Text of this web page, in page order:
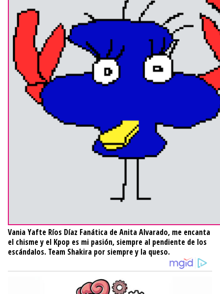
Vania Yafte Ríos Díaz Fanática de Anita Alvarado, me encanta
el chisme y el Kpop es mi pasión, siempre al pendiente de los
escándalos. Team Shakira por siempre y la queso.